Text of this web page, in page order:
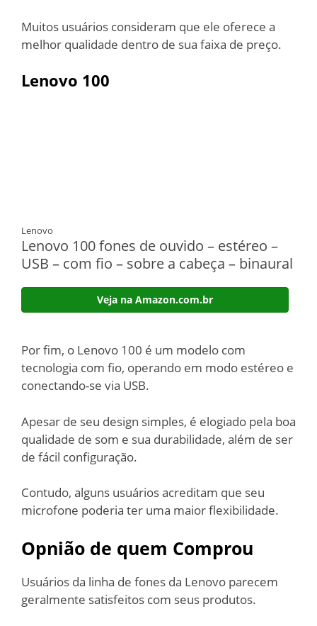
Muitos usuários consideram que ele oferece a
melhor qualidade dentro de sua faixa de preço.
Lenovo 100
Lenovo
Lenovo 100 fones de ouvido – estéreo –
USB – com fio – sobre a cabeça – binaural
Veja na Amazon.com.br
Por fim, o Lenovo 100 é um modelo com
tecnologia com fio, operando em modo estéreo e
conectando-se via USB.
Apesar de seu design simples, é elogiado pela boa
qualidade de som e sua durabilidade, além de ser
de fácil configuração.
Contudo, alguns usuários acreditam que seu
microfone poderia ter uma maior flexibilidade.
Opnião de quem Comprou
Usuários da linha de fones da Lenovo parecem
geralmente satisfeitos com seus produtos.